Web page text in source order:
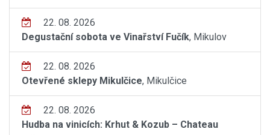
22. 08. 2026
Degustační sobota ve Vinařství Fučík, Mikulov
22. 08. 2026
Otevřené sklepy Mikulčice, Mikulčice
22. 08. 2026
Hudba na vinicích: Krhut & Kozub – Chateau